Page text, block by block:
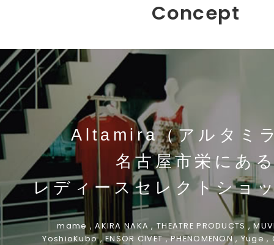
Concept
Altamira（アルタミ
名古屋市栄にあ
レディースセレクトショ
mame , AKIRA NAKA , THEATRE PRODUCTS ,
YoshioKubo , ENSOR CIVET , PHENOMENON , Yuge ,